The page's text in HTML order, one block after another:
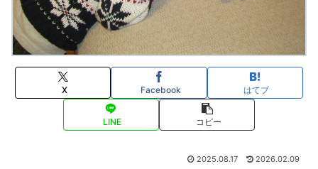
X Facebook はてブ
LINE コピー
2025.08.17 2026.02.09